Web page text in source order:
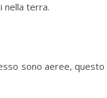
nella terra.
sono aeree,